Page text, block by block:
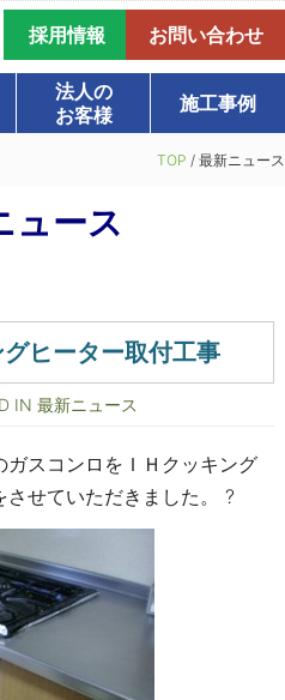
採用情報 お問い合わせ
法人の
お客様
施工事例
TOP / 最新ニュース
ュース
ヒーター取付工事
IN 最新ニュース
スコンロをＩＨクッキング
させていただきました。 ?